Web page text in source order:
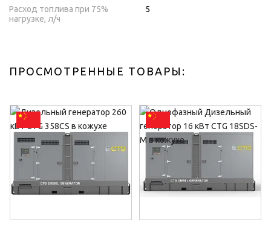
Расход топлива при 75%
нагрузке, л/ч
5
ПРОСМОТРЕННЫЕ ТОВАРЫ: